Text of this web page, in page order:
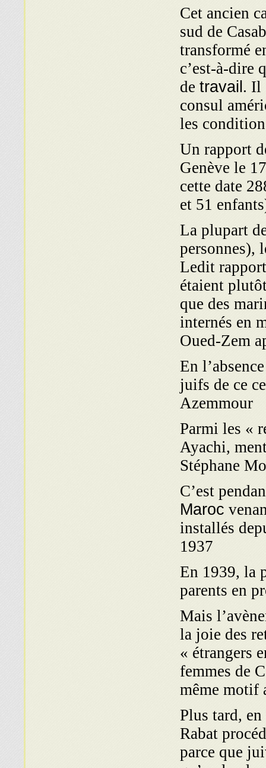
Cet ancien
sud de
transformé
c’est-à-dire
de travail . Il
consul
les
Un rapport
Genève le
cette date
et 51
La plupart
personnes),
Ledit
étaient
que des
internés en
Oued-Zem
En
juifs de ce
Azemmour
Parmi les «
Ayachi,
Stéphane
C’est
Maroc
installés
1937
En 1939, la
parents en
Mais
la joie des
« étrangers
femmes de
même motif
Plus tard,
Rabat
parce que